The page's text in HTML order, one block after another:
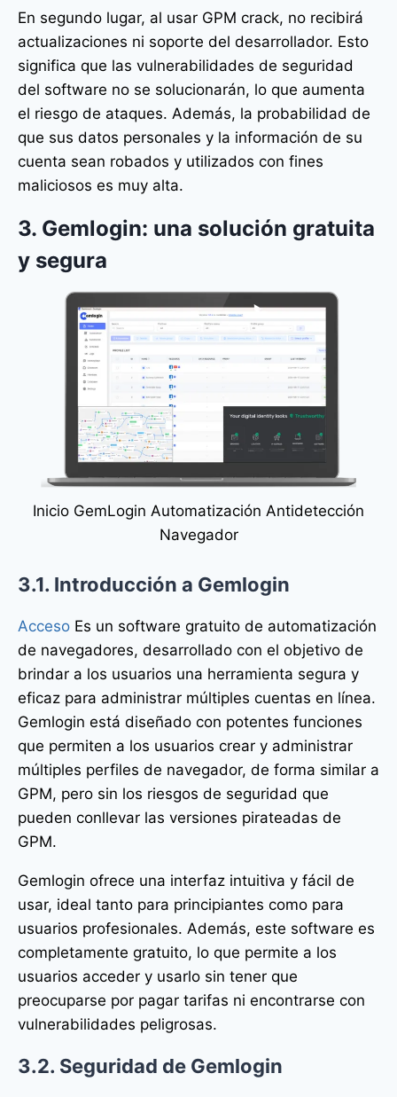
En segundo lugar, al usar GPM crack, no recibirá
actualizaciones ni soporte del desarrollador. Esto
significa que las vulnerabilidades de seguridad
del software no se solucionarán, lo que aumenta
el riesgo de ataques. Además, la probabilidad de
que sus datos personales y la información de su
cuenta sean robados y utilizados con fines
maliciosos es muy alta.
3. Gemlogin: una solución gratuita
y segura
Inicio GemLogin Automatización Antidetección
Navegador
3.1. Introducción a Gemlogin
Acceso Es un software gratuito de automatización
de navegadores, desarrollado con el objetivo de
brindar a los usuarios una herramienta segura y
eficaz para administrar múltiples cuentas en línea.
Gemlogin está diseñado con potentes funciones
que permiten a los usuarios crear y administrar
múltiples perfiles de navegador, de forma similar a
GPM, pero sin los riesgos de seguridad que
pueden conllevar las versiones pirateadas de
GPM.
Gemlogin ofrece una interfaz intuitiva y fácil de
usar, ideal tanto para principiantes como para
usuarios profesionales. Además, este software es
completamente gratuito, lo que permite a los
usuarios acceder y usarlo sin tener que
preocuparse por pagar tarifas ni encontrarse con
vulnerabilidades peligrosas.
3.2. Seguridad de Gemlogin